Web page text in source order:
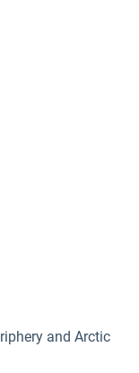
and Arctic